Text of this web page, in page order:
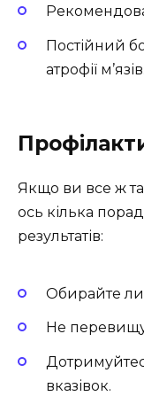
Постійний
атрофії м’язів.
Якщо ви все ж
ось кілька
результатів:
Обирайте
Не
вказівок.